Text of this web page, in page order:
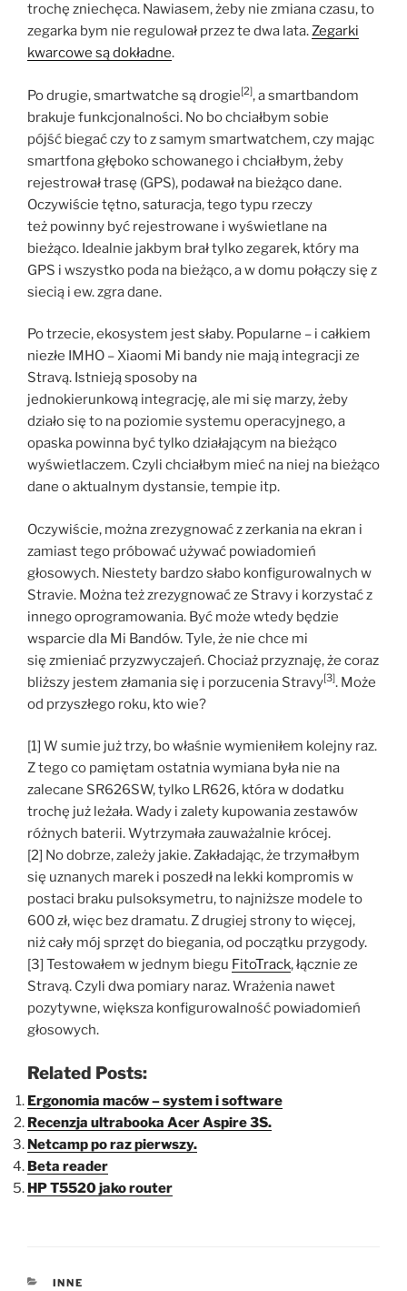
trochę zniechęca. Nawiasem, żeby nie zmiana czasu, to
zegarka bym nie regulował przez te dwa lata.Zegarki
kwarcowe są dokładne.
Po drugie, smartwatche są drogie[2], a smartbandom
brakuje funkcjonalności. No bo chciałbym sobie
pójść biegać czy to z samym smartwatchem, czy mając
smartfona głęboko schowanego i chciałbym, żeby
rejestrował trasę (GPS), podawał na bieżąco dane.
Oczywiście tętno, saturacja, tego typu rzeczy
też powinny być rejestrowane i wyświetlane na
bieżąco. Idealnie jakbym brał tylko zegarek, który ma
GPS i wszystko poda na bieżąco, a w domu połączy się z
siecią i ew. zgra dane.
Po trzecie, ekosystem jest słaby. Popularne – i całkiem
niezłe IMHO – Xiaomi Mi bandy nie mają integracji ze
Stravą. Istnieją sposoby na
jednokierunkową integrację, ale mi się marzy, żeby
działo się to na poziomie systemu operacyjnego, a
opaska powinna być tylko działającym na bieżąco
wyświetlaczem. Czyli chciałbym mieć na niej na bieżąco
dane o aktualnym dystansie, tempie itp.
Oczywiście, można zrezygnować z zerkania na ekran i
zamiast tego próbować używać powiadomień
głosowych. Niestety bardzo słabo konfigurowalnych w
Stravie. Można też zrezygnować ze Stravy i korzystać z
innego oprogramowania. Być może wtedy będzie
wsparcie dla Mi Bandów. Tyle, że nie chce mi
się zmieniać przyzwyczajeń. Chociaż przyznaję, że coraz
bliższy jestem złamania się i porzucenia Stravy[3]. Może
od przyszłego roku, kto wie?
[1] W sumie już trzy, bo właśnie wymieniłem kolejny raz.
Z tego co pamiętam ostatnia wymiana była nie na
zalecane SR626SW, tylko LR626, która w dodatku
trochę już leżała. Wady i zalety kupowania zestawów
różnych baterii. Wytrzymała zauważalnie krócej.
[2] No dobrze, zależy jakie. Zakładając, że trzymałbym
się uznanych marek i poszedł na lekki kompromis w
postaci braku pulsoksymetru, to najniższe modele to
600 zł, więc bez dramatu. Z drugiej strony to więcej,
niż cały mój sprzęt do biegania, od początku przygody.
[3] Testowałem w jednym biegu FitoTrack, łącznie ze
Stravą. Czyli dwa pomiary naraz. Wrażenia nawet
pozytywne, większa konfigurowalność powiadomień
głosowych.
Related Posts:
Ergonomia maców – system i software
Recenzja ultrabooka Acer Aspire 3S.
Netcamp po raz pierwszy.
Beta reader
HP T5520 jako router
KATEGORIE
INNE